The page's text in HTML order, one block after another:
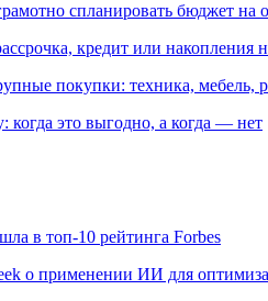
спланировать бюджет на
кредит или
покупки: техника, мебель,
когда это выгодно, а когда — нет
в топ-10 рейтинга Forbes
о применении ИИ для